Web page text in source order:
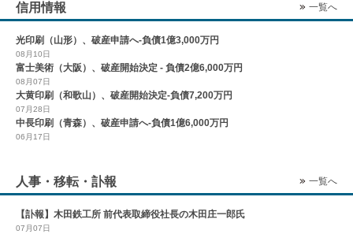
信用情報 一覧へ
光印刷（山形）、破産申請へ-負債1億3,000万円
08月10日
富士美術（大阪）、破産開始決定 - 負債2億6,000万円
08月07日
大黄印刷（和歌山）、破産開始決定-負債7,200万円
07月28日
中長印刷（青森）、破産申請へ-負債1億6,000万円
06月17日
人事・移転・訃報 一覧へ
【訃報】木田鉄工所 前代表取締役社長の木田庄一郎氏
07月07日